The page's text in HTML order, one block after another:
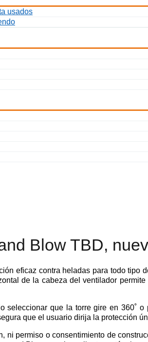
usados
Blow TBD,
eficaz contra heladas para todo
de la cabeza del ventilador
seleccionar que la torre gire en
que el usuario dirija la protección
ni permiso o consentimiento de